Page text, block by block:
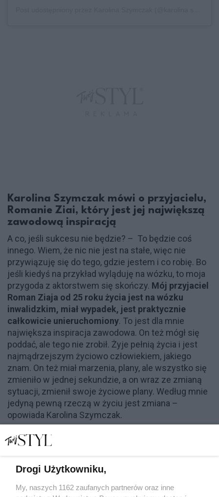
Karolina Szymczak mówi o przyjacielu,
Romanie Ziai, który jest jej największą
zawodową inspiracją
A co, jeśli sukcesu nie będzie? – To będzie coś
innego. Wiem, że nic nie jest na stałe, więc nie
przywiązuję się do tego, gdzie jestem i co robię. Bo
jeśli kiedyś na przykład wyląduję na wózku, to moja
przygoda z aktorstwem się skończy. Mój przyjaciel
Roman Ziaja od 25 roku życia jest na wózku
inwalidzkim, miał wypadek, jest praktycznie
całkowicie unieruchomiony. To jest dla mnie
największa inspiracja zawodowa. On też mógł się
poddać, ale tego nie zrobił. Żyje pełnią życia i jest
najmądrzejszym życiowo człowiekiem, jakiego
znam. On też miał marzenia, plany, ale wszystko się
zmieniło w jednej sekundzie, a on wraz ze zmianą
sytuacji, zmienił swoje życiowe plany. Według mnie
jedyną pewną rzeczą w życiu jest zmiana –
opowiada Karolina Szymczak.
Karolina Szymczak - endometrioza.
Trzy lata temu żona Piotra Adamczyka dowiedziała
przewlekła i nie ma na nią lekarstwa. Komórki
Drogi Użytkowniku,
My, naszych 1162 zaufanych partnerów oraz inne